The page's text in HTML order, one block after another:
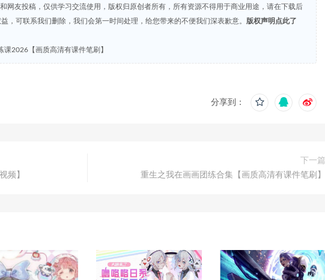
网友投稿，仅供学习交流使用，版权归原创者所有，所有资源不得用于商业用途，请在下载后
，可联系我们删除，我们会第一时间处理，给您带来的不便我们深表歉意。
版权声明点此了
2026【画质高清有课件笔刷】
分享到：
频】
下一篇
重生之我在画画团练合集【画质高清有课件笔刷】